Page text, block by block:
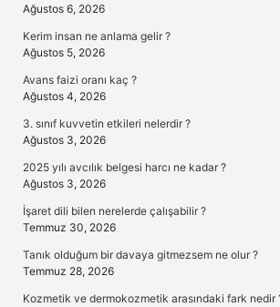
Ağustos 6, 2026
Kerim insan ne anlama gelir ?
Ağustos 5, 2026
Avans faizi oranı kaç ?
Ağustos 4, 2026
3. sınıf kuvvetin etkileri nelerdir ?
Ağustos 3, 2026
2025 yılı avcılık belgesi harcı ne kadar ?
Ağustos 3, 2026
İşaret dili bilen nerelerde çalışabilir ?
Temmuz 30, 2026
Tanık olduğum bir davaya gitmezsem ne olur ?
Temmuz 28, 2026
Kozmetik ve dermokozmetik arasındaki fark nedir